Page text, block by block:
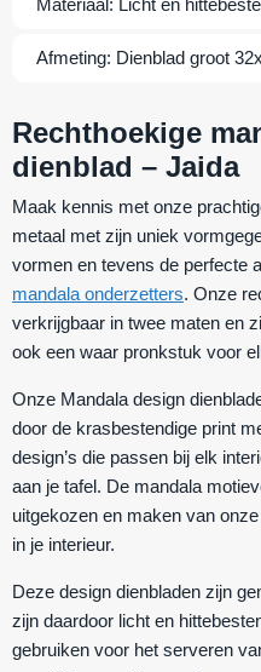
Afmeting: Dienblad groot
Rechthoekige
dienblad – Jaida
Maak kennis met onze
metaal met zijn uniek
vormen en tevens de perfecte
mandala onderzetters. Onze
verkrijgbaar in twee maten en
ook een waar pronkstuk voor
Onze Mandala design
door de krasbestendige print
design’s die passen bij elk
aan je tafel. De mandala
uitgekozen en maken van
in je interieur.
Deze design dienbladen zijn
zijn daardoor licht en
gebruiken voor het serveren